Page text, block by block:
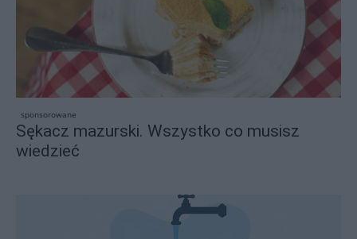
sponsorowane
Sękacz mazurski. Wszystko co musisz
wiedzieć